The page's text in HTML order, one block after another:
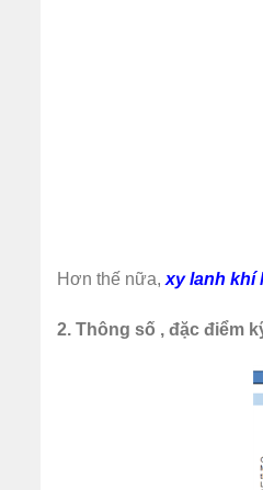
Hơn thế nữa, xy lanh khí
2. Thông số , đặc điểm